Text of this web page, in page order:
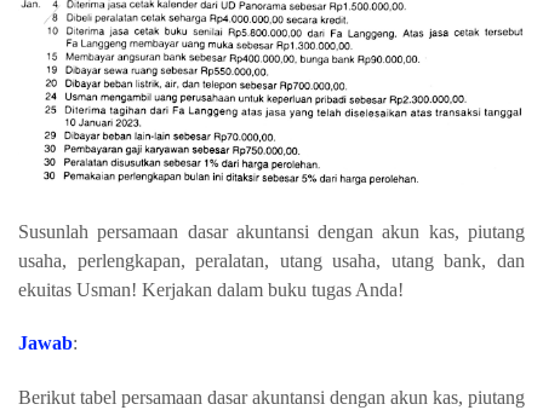
Susunlah persamaan dasar akuntansi dengan akun kas, piutang
usaha, perlengkapan, peralatan, utang usaha, utang bank, dan
ekuitas Usman! Kerjakan dalam buku tugas Anda!
Jawab:
Berikut tabel persamaan dasar akuntansi dengan akun kas, piutang